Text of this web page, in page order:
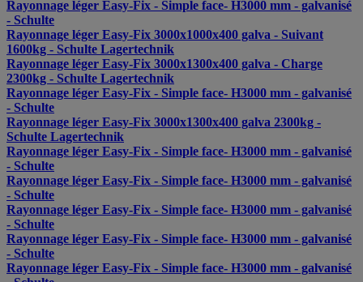
Rayonnage léger Easy-Fix - Simple face- H3000 mm - galvanisé
- Schulte
Rayonnage léger Easy-Fix 3000x1000x400 galva - Suivant
1600kg - Schulte Lagertechnik
Rayonnage léger Easy-Fix 3000x1300x400 galva - Charge
2300kg - Schulte Lagertechnik
Rayonnage léger Easy-Fix - Simple face- H3000 mm - galvanisé
- Schulte
Rayonnage léger Easy-Fix 3000x1300x400 galva 2300kg -
Schulte Lagertechnik
Rayonnage léger Easy-Fix - Simple face- H3000 mm - galvanisé
- Schulte
Rayonnage léger Easy-Fix - Simple face- H3000 mm - galvanisé
- Schulte
Rayonnage léger Easy-Fix - Simple face- H3000 mm - galvanisé
- Schulte
Rayonnage léger Easy-Fix - Simple face- H3000 mm - galvanisé
- Schulte
Rayonnage léger Easy-Fix - Simple face- H3000 mm - galvanisé